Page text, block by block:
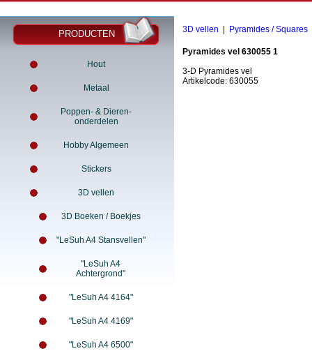
PRODUCTEN
Hout
Metaal
Poppen- & Dieren-
onderdelen
Hobby Algemeen
Stickers
3D vellen
3D Boeken / Boekjes
"LeSuh A4 Stansvellen"
"LeSuh A4
Achtergrond"
"LeSuh A4 4164"
"LeSuh A4 4169"
"LeSuh A4 6500"
3D vellen Pyramides / Squares
Pyramides vel 630055 1
3-D Pyramides vel
Artikelcode: 630055